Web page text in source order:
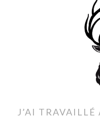
J’AI TRAVAILLÉ